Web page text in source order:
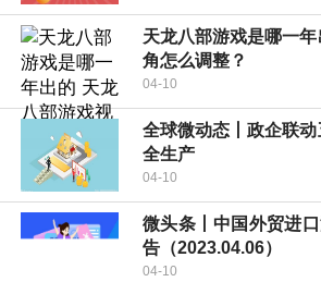
天龙八部游戏是哪一
角怎么调整？
04-10
全球微动态丨政企联
全生产
04-10
微头条丨中国外贸进
告（2023.04.06）
04-10